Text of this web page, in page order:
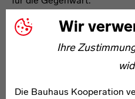
Wir
Ihre
Die Bauhaus Kooperation
Eine Veranstaltung der
Bauhaus-Museum Weimar,
für Geschichte und Theorie
an der Bauhaus-Universität
www.weimarer-